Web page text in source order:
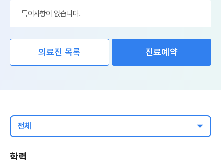
특이사항이 없습니다.
의료진 목록 진료예약
전체
학력